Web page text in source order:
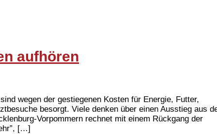
aufhören
wegen der gestiegenen Kosten für Energie, Futter,
besorgt. Viele denken über einen Ausstieg aus
Vorpommern rechnet mit einem Rückgang der
[…]